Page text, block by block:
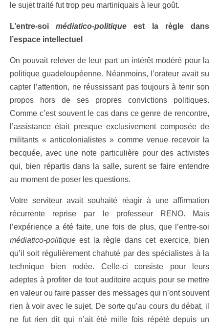
le sujet traité fut trop peu martiniquais à leur goût.
L’entre-soimédiatico-politique est la règle dans
l’espace intellectuel
On pouvait relever de leur part un intérêt modéré pour la
politique guadeloupéenne. Néanmoins, l’orateur avait su
capter l’attention, ne réussissant pas toujours à tenir son
propos hors de ses propres convictions politiques.
Comme c’est souvent le cas dans ce genre de rencontre,
l’assistance était presque exclusivement composée de
militants « anticolonialistes » comme venue recevoir la
becquée, avec une note particulière pour des activistes
qui, bien répartis dans la salle, surent se faire entendre
au moment de poser les questions.
Votre serviteur avait souhaité réagir à une affirmation
récurrente reprise par le professeur RENO. Mais
l’expérience a été faite, une fois de plus, que l’entre-soi
médiatico-politique est la règle dans cet exercice, bien
qu’il soit régulièrement chahuté par des spécialistes à la
technique bien rodée. Celle-ci consiste pour leurs
adeptes à profiter de tout auditoire acquis pour se mettre
en valeur ou faire passer des messages qui n’ont souvent
rien à voir avec le sujet. De sorte qu’au cours du débat, il
ne fut rien dit qui n’ait été mille fois répété depuis un